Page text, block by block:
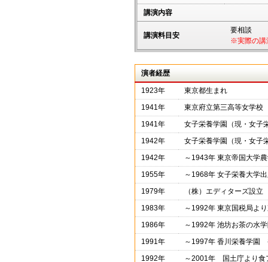
講演内容
講演料目安
要相談
※実際の講
演者経歴
1923年
東京都生まれ
1941年
東京府立第三高等女学
1941年
女子栄養学園（現・女
1942年
女子栄養学園（現・女
1942年
～1943年 東京帝国大学
1955年
～1968年 女子栄養大学
1979年
（株）エディターズ設
1983年
～1992年 東京国税局よ
1986年
～1992年 池坊お茶の水
1991年
～1997年 香川栄養学園
1992年
～2001年 国土庁より食